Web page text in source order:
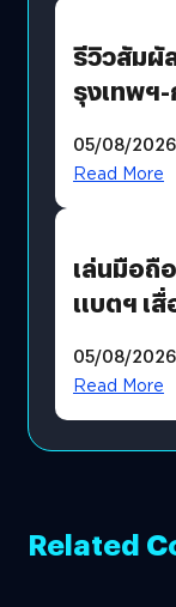
รีวิวสัมผั
รุงเทพฯ
ฟังก์ชันเกิ
05/08/2026
Read More
เล่นมือถื
แบตฯ เสื่
05/08/2026
Read More
Related